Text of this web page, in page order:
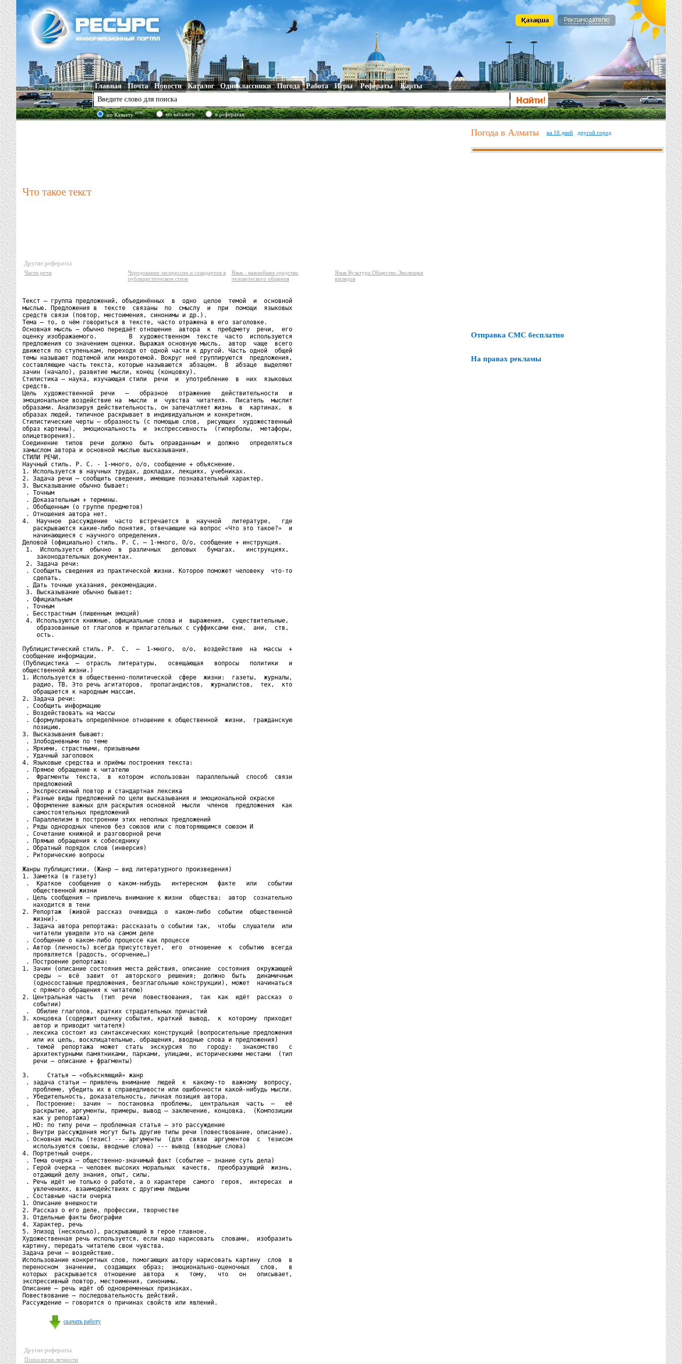
Главная Почта Новости Каталог Одноклассники Погода Работа Игры Рефераты Карты
по Казнетуnew! по каталогу в рефератах
Что такое текст
Другие рефераты
Части речи
Чередование экспрессии и стандартов в
публицистическом стиле
Язык - важнейшее средство
человеческого общения
Язык Культура Общество Эволющия
взглядов
Текст – группа предложений, объединённых  в  одно  целое  темой  и  основной
мыслью. Предложения в  тексте  связаны  по  смыслу  и  при  помощи  языковых
средств связи (повтор, местоимения, синонимы и др.).
Тема – то, о чём говориться в тексте, часто отражена в его заголовке.
Основная мысль – обычно передаёт отношение  автора  к  пре6дмету  речи,  его
оценку изображаемого.         В  художественном  тексте  часто  используются
предложения со значением оценки. Выражая основную мысль,  автор  чаще  всего
движется по ступенькам, переходя от одной части к другой. Часть одной  общей
темы называют подтемой или микротемой. Вокруг неё группируются  предложения,
составляющие часть текста, которые называются  абзацем.  В  абзаце  выделяют
зачин (начало), развитие мысли, конец (концовку).
Стилистика – наука, изучающая стили  речи  и  употребление  в  них  языковых
средств.
Цель  художественной  речи   –   образное   отражение   действительности   и
эмоциональное воздействие на  мысли  и  чувства  читателя.  Писатель  мыслит
образами. Анализируя действительность, он запечатляет жизнь  в  картинах,  в
образах людей, типичное раскрывает в индивидуальном и конкретном.
Стилистические черты – образность (с помощью слов,  рисующих  художественный
образ картины),  эмоциональность  и  экспрессивность  (гиперболы,  метафоры,
олицетворения).
Соединение  типов  речи  должно  быть  оправданным  и  должно   определяться
замыслом автора и основной мыслью высказывания.
СТИЛИ РЕЧИ.
Научный стиль. Р. С. - 1-много, о/о, сообщение + объяснение.
1. Используется в научных трудах, докладах, лекциях, учебниках.
2. Задача речи – сообщить сведения, имеющие познавательный характер.
3. Высказывание обычно бывает:
. Точным
. Доказательным + термины.
. Обобщенным (о группе предметов)
. Отношения автора нет.
4.  Научное  рассуждение  часто  встречается  в  научной   литературе,   где
   раскрываются какие-либо понятия, отвечающие на вопрос «Что это такое?»  и
   начинающиеся с научного определения.
Деловой (официально) стиль. Р. С. – 1-много, О/о, сообщение + инструкция.
1.  Используется  обычно  в  различных   деловых   бумагах,   инструкциях,
    законодательных документах.
2. Задача речи:
. Сообщить сведения из практической жизни. Которое поможет человеку  что-то
   сделать.
. Дать точные указания, рекомендации.
3. Высказывание обычно бывает:
. Официальным
. Точным
. Бесстрастным (лишенным эмоций)
4. Используются книжные, официальные слова и  выражения,  существительные,
    образованные от глаголов и прилагательных с суффиксами ени,  ани,  ств,
    ость.
Публицистический стиль. Р.  С.  –  1-много,  о/о,  воздействие  на  массы  +
сообщение информации.
(Публицистика  –  отрасль  литературы,   освещающая   вопросы   политики   и
общественной жизни.)
1. Используется в общественно-политической  сфере  жизни:  газеты,  журналы,
   радио, ТВ. Это речь агитаторов,  пропагандистов,  журналистов,  тех,  кто
   обращается к народным массам.
2. Задача речи:
. Сообщить информацию
. Воздействовать на массы
. Сформулировать определённое отношение к общественной  жизни,  гражданскую
   позицию.
3. Высказывания бывают:
. Злободневными по теме
. Яркими, страстными, призывными
. Удачный заголовок
4. Языковые средства и приёмы построения текста:
. Прямое обращение к читателю
.  Фрагменты  текста,  в  котором  использован  параллельный  способ  связи
   предложений
. Экспрессивный повтор и стандартная лексика
. Разные виды предложений по цели высказывания и эмоциональной окраске
. Оформление важных для раскрытия основной  мысли  членов  предложения  как
   самостоятельных предложений
. Параллелизм в построении этих неполных предложений
. Ряды однородных членов без союзов или с повторяющимся союзом И
. Сочетание книжной и разговорной речи
. Прямые обращения к собеседнику
. Обратный порядок слов (инверсия)
. Риторические вопросы
Жанры публицистики. (Жанр – вид литературного произведения)
1. Заметка (в газету)
.  Краткое  сообщение  о  каком-нибудь   интересном   факте   или   событии
   общественной жизни
. Цель сообщения – привлечь внимание к жизни  общества;  автор  сознательно
   находится в тени
2. Репортаж  (живой  рассказ  очевидца  о  каком-либо  событии  общественной
   жизни).
. Задача автора репортажа: рассказать о событии так,  чтобы  слушатели  или
   читатели увидели это на самом деле
. Сообщение о каком-либо процессе как процессе
. Автор (личность) всегда присутствует,  его  отношение  к  событию  всегда
   проявляется (радость, огорчение…)
. Построение репортажа:
1. Зачин (описание состояния места действия, описание  состояния  окружающей
   среды  –  всё  завит  от  авторского  решения;  должно  быть   динамичным
   (односоставные предложения, безглагольные конструкции), может  начинаться
   с прямого обращения к читателю)
2. Центральная часть  (тип  речи  повествования,  так  как  идёт  рассказ  о
   событии)
.  Обилие глаголов, кратких страдательных причастий
3. концовка (содержит оценку события, краткий  вывод,  к  которому  приходит
   автор и приводит читателя)
. лексика состоит из синтаксических конструкций (вопросительные предложения
   или их цель, восклицательные, обращения, вводные слова и предложения)
.  темой  репортажа  может  стать  экскурсия  по   городу:   знакомство   с
   архитектурными памятниками, парками, улицами, историческими местами  (тип
   речи – описание + фрагменты)
3.     Статья – «объясняющий» жанр
. задача статьи – привлечь внимание  людей  к  какому-то  важному  вопросу,
   проблеме, убедить их в справедливости или ошибочности какой-нибудь мысли.
. Убедительность, доказательность, личная позиция автора.
.  Построение:  зачин  –  постановка  проблемы,  центральная  часть  –   её
   раскрытие, аргументы, примеры, вывод – заключение, концовка.  (Композиции
   как у репортажа)
. НО: по типу речи – проблемная статья – это рассуждение
. Внутри рассуждения могут быть другие типы речи (повествование, описание).
. Основная мысль (тезис) --- аргументы  (для  связи  аргументов  с  тезисом
   используются союзы, вводные слова) --- вывод (вводные слова)
4. Портретный очерк.
. Тема очерка – общественно-значимый факт (событие – знание суть дела)
. Герой очерка – человек высоких моральных  качеств,  преобразующий  жизнь,
   отдающий делу знания, опыт, силы.
. Речь идёт не только о работе, а о характере  самого  героя,  интересах  и
   увлечениях, взаимодействиях с другими людьми
. Составные части очерка
1. Описание внешности
2. Рассказ о его деле, профессии, творчестве
3. Отдельные факты биографии
4. Характер, речь
5. Эпизод (несколько), раскрывающий в герое главное.
Художественная речь используется, если надо нарисовать  словами,  изобразить
картину, передать читателю свои чувства.
Задача речи – воздействие.
Использование конкретных слов, помогающих автору нарисовать картину  слов  в
переносном  значении,  создающих  образ;  эмоционально-оценочных   слов,   в
которых  раскрывается  отношение  автора   к   тому,   что   он   описывает,
экспрессивный повтор, местоимения, синонимы.
Описание – речь идёт об одновременных признаках.
Повествование – последовательность действий.
скачать работу
Другие рефераты
Психология личности
Погода в Алматы на 10 дней другой город
Отправка СМС бесплатно
На правах рекламы